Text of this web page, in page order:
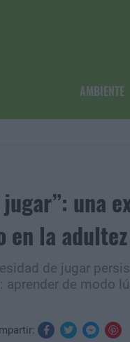
AMBIENTE
una
en la adultez
de jugar
de modo